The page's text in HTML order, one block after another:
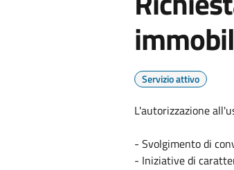
Servizio attivo
L'autorizzazione
- Svolgimento di
- Iniziative di